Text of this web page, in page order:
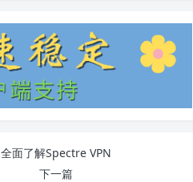
全面了解Spectre VPN
下一篇